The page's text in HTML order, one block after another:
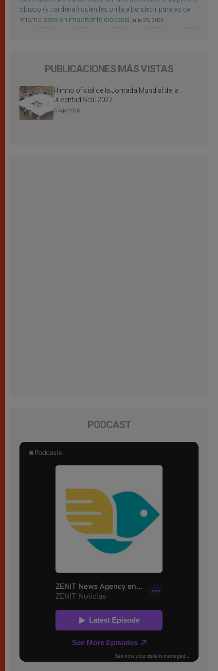
obispo (y cardenal) quien les orilla a bendecir parejas del
mismo sexo en importante diócesis julio 25, 2026
PUBLICACIONES MÁS VISTAS
Himno oficial de la Jornada Mundial de la
Juventud Seúl 2027
3 Ago 2026
PODCAST